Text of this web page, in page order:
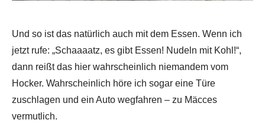
Und so ist das natürlich auch mit dem Essen. Wenn ich
jetzt rufe: „Schaaaatz, es gibt Essen! Nudeln mit Kohl!“,
dann reißt das hier wahrscheinlich niemandem vom
Hocker. Wahrscheinlich höre ich sogar eine Türe
zuschlagen und ein Auto wegfahren – zu Mäcces
vermutlich.